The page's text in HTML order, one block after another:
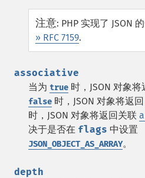
注意: PHP 实现了 JSON
» RFC 7159.
associative
当为 true 时，JSON 对象
false 时，JSON 对象将返回
时，JSON 对象将返回关联
决于是否在 flags 中设置
JSON_OBJECT_AS_ARRAY。
depth